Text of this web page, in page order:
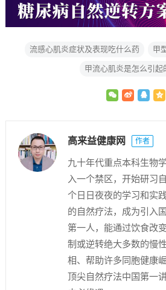
流感心肌炎症状及表现吃什么药 甲
甲流心肌炎是怎么引起
高来益健康网 作者
九十年代重点本科生物
入一个禁区，开始研习
个日日夜夜的学习和实
的自然疗法，成为引入
第一人，能通过饮食改
制或逆转绝大多数的慢
相、帮助许多同胞健康
顶尖自然疗法中国第一